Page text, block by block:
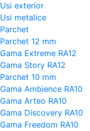
Usi exterior
Usi metalice
Parchet
Parchet 12 mm
Gama Extreme RA12
Gama Story RA12
Parchet 10 mm
Gama Ambience RA10
Gama Arteo RA10
Gama Discovery RA10
Gama Freedom RA10